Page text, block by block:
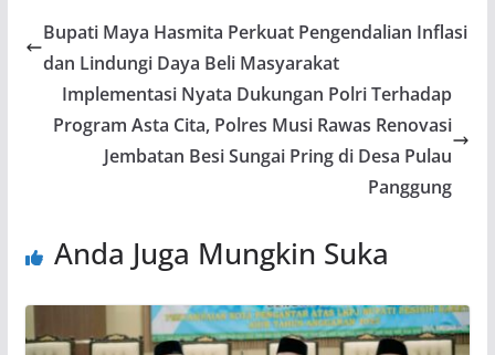
Bupati Maya Hasmita Perkuat Pengendalian Inflasi
dan Lindungi Daya Beli Masyarakat
Implementasi Nyata Dukungan Polri Terhadap
Program Asta Cita, Polres Musi Rawas Renovasi
Jembatan Besi Sungai Pring di Desa Pulau
Panggung
Anda Juga Mungkin Suka